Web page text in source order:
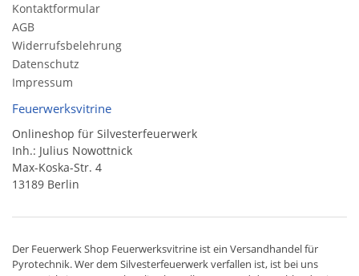
Kontaktformular
AGB
Widerrufsbelehrung
Datenschutz
Impressum
Feuerwerksvitrine
Onlineshop für Silvesterfeuerwerk
Inh.: Julius Nowottnick
Max-Koska-Str. 4
13189 Berlin
Der Feuerwerk Shop Feuerwerksvitrine ist ein Versandhandelfür
Pyrotechnik. Wer dem Silvesterfeuerwerk verfallen ist, ist bei uns